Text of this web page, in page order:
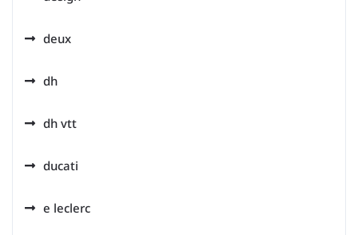
deux
dh
dh vtt
ducati
e leclerc